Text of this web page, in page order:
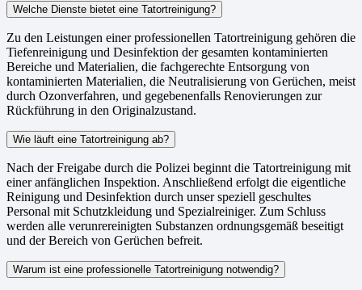
Welche Dienste bietet eine Tatortreinigung?
Zu den Leistungen einer professionellen Tatortreinigung gehören die
Tiefenreinigung und Desinfektion der gesamten kontaminierten
Bereiche und Materialien, die fachgerechte Entsorgung von
kontaminierten Materialien, die Neutralisierung von Gerüchen, meist
durch Ozonverfahren, und gegebenenfalls Renovierungen zur
Rückführung in den Originalzustand.
Wie läuft eine Tatortreinigung ab?
Nach der Freigabe durch die Polizei beginnt die Tatortreinigung mit
einer anfänglichen Inspektion. Anschließend erfolgt die eigentliche
Reinigung und Desinfektion durch unser speziell geschultes
Personal mit Schutzkleidung und Spezialreiniger. Zum Schluss
werden alle verunrereinigten Substanzen ordnungsgemäß beseitigt
und der Bereich von Gerüchen befreit.
Warum ist eine professionelle Tatortreinigung notwendig?